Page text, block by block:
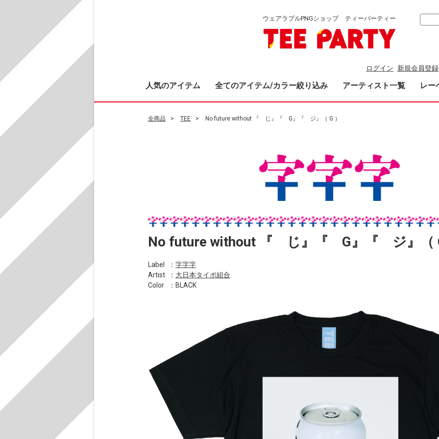
ウェアラブルPNGショップ ティーパーティー
ログイン 新規会員登録
人気のアイテム 全てのアイテム/カラー絞り込み アーティスト一覧 レー
全商品 TEE No future without 『 じ』『 G』『 ジ』（ G ）
No future without 『 じ』『 G』『 ジ』（
Label ： 字字字
Artist
： 大日本タイポ組合
Color
：BLACK